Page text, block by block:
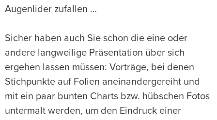
Augenlider zufallen …
Sicher haben auch Sie schon die eine oder
andere langweilige Präsentation über sich
ergehen lassen müssen: Vorträge, bei denen
Stichpunkte auf Folien aneinandergereiht und
mit ein paar bunten Charts bzw. hübschen Fotos
untermalt werden, um den Eindruck einer